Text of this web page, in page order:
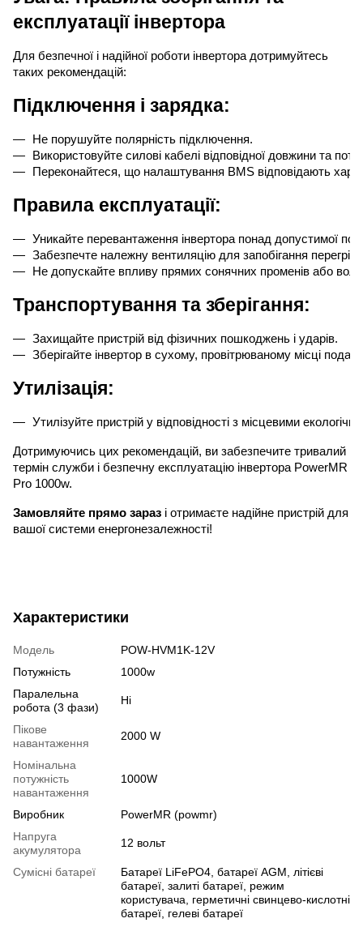
експлуатації інвертора
Для безпечної і надійної роботи інвертора дотримуйтесь
таких рекомендацій:
Підключення і зарядка:
Не порушуйте полярність підключення.
Використовуйте силові кабелі відповідної довжини та
Переконайтеся, що налаштування BMS відповідають
Правила експлуатації:
Уникайте перевантаження інвертора понад допустимої
Забезпечте належну вентиляцію для запобігання
Не допускайте впливу прямих сонячних променів або
Транспортування та зберігання:
Захищайте пристрій від фізичних пошкоджень і ударів.
Зберігайте інвертор в сухому, провітрюваному місці подалі
Утилізація:
Утилізуйте пристрій у відповідності з місцевими
Дотримуючись цих рекомендацій, ви забезпечите тривалий
термін служби і безпечну експлуатацію інвертора PowerMR
Pro 1000w.
Замовляйте прямо зараз і отримаєте надійне пристрій для
вашої системи енергонезалежності!
Характеристики
Модель
POW-HVM1K-12V
Потужність
1000w
Паралельна
робота (3 фази)
Ні
Пікове
навантаження
2000 W
Номінальна
потужність
навантаження
1000W
Виробник
PowerMR (powmr)
Напруга
акумулятора
12 вольт
Сумісні батареї
Батареї LiFePO4, батареї AGM, літієві
батареї, залиті батареї, режим
користувача, герметичні свинцево-кислотні
батареї, гелеві батареї